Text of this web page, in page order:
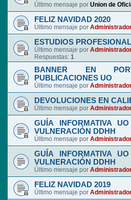
Último mensaje por Union de
FELIZ NAVIDAD 2020
Último mensaje por
ESTUDIOS
Último mensaje por
Respuestas: 1
BANNER EN
PUBLICACIONES UO
Último mensaje por
DEVOLUCIONES EN
Último mensaje por
GUÍA INFORMATIVA
VULNERACIÓN DDHH
Último mensaje por
GUÍA INFORMATIVA
VULNERACIÓN DDHH
Último mensaje por
FELIZ NAVIDAD 2019
Último mensaje por